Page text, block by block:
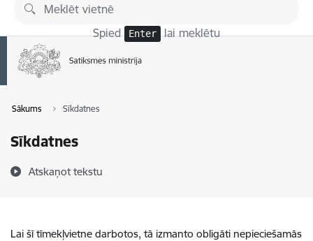
Pāriet uz lapas saturu
Spied Enter lai meklētu
Sākums Sīkdatnes
Sīkdatnes
Atskaņot tekstu
Lai šī tīmekļvietne darbotos, tā izmanto obligāti nepieciešamās